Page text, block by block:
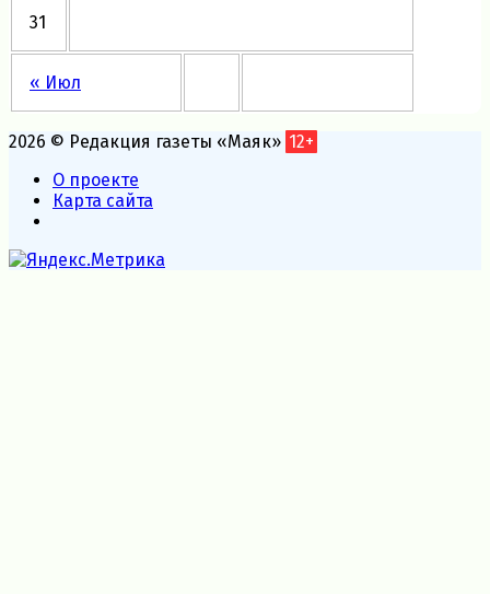
« Июл
31
2026 © Редакция газеты «Маяк» 12+
О проекте
Карта сайта